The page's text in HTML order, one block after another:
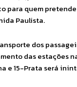
para quem
Paulista.
dos
das estações
e 15-Prata será